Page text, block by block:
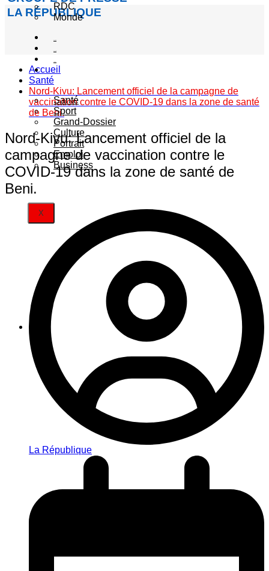
LA RÉPUBLIQUE
RDC
Monde
Santé
Sport
Grand-Dossier
Culture
Portrait
Emploi
Business
X
Accueil
Santé
Nord-Kivu: Lancement officiel de la campagne de
vaccination contre le COVID-19 dans la zone de santé
de Beni.
Nord-Kivu: Lancement officiel de la
campagne de vaccination contre le
COVID-19 dans la zone de santé de
Beni.
La République